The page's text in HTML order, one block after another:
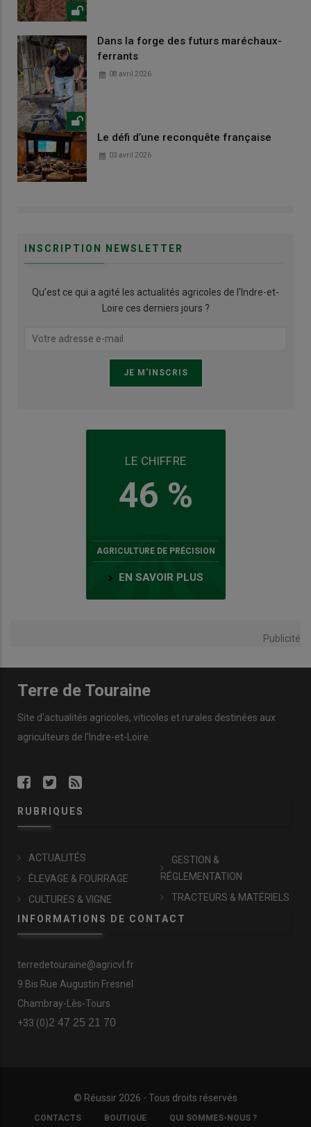
Dans la forge des futurs maréchaux-
ferrants
08 avril 2026
Le défi d’une reconquête française
03 avril 2026
INSCRIPTION NEWSLETTER
Qu’est ce qui a agité les actualités agricoles de l'Indre-et-
Loire ces derniers jours ?
LE CHIFFRE
46 %
AGRICULTURE DE PRÉCISION
EN SAVOIR PLUS
Publicité
Terre de Touraine
Site d'actualités agricoles, viticoles et rurales destinées aux
agriculteurs de l'Indre-et-Loire.
RUBRIQUES
ACTUALITÉS
ÉLEVAGE & FOURRAGE
CULTURES & VIGNE
GESTION &
RÉGLEMENTATION
TRACTEURS & MATÉRIELS
INFORMATIONS DE CONTACT
terredetouraine@agricvl.fr
9 Bis Rue Augustin Fresnel
Chambray-Lès-Tours
+33 (0)2 47 25 21 70
© Réussir 2026 - Tous droits réservés
FOOTER
COPYRIGHT
CONTACTS BOUTIQUE QUI SOMMES-NOUS ?